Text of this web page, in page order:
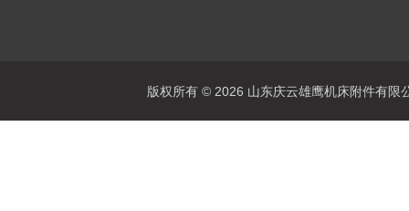
版权所有 © 2026 山东庆云雄鹰机床附件有